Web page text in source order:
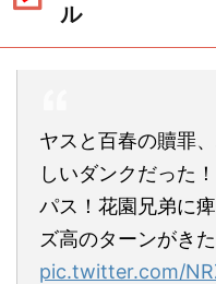
ル
ヤスと百春の贖罪
しいダンクだった
パス！花園兄弟に
ズ高のターンがきた
pic.twitter.com/